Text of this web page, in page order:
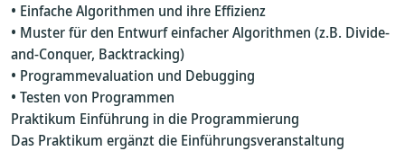
• Einfache Algorithmen und ihre Effizienz
• Muster für den Entwurf einfacher Algorithmen (z.B. Divide-
and-Conquer, Backtracking)
• Programmevaluation und Debugging
• Testen von Programmen
Praktikum Einführung in die Programmierung
Das Praktikum ergänzt die Einführungsveranstaltung